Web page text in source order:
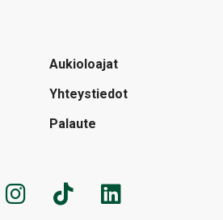
Aukioloajat
Yhteystiedot
Palaute